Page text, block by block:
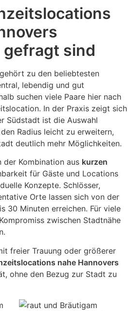
sind
gehört zu den beliebtesten
lebendig und gut
suchen viele Paare hier nach
In der Praxis zeigt sich
Südstadt ist die Auswahl
Radius leicht zu erweitern,
deutlich mehr Möglichkeiten.
Kombination aus kurzen
für Gäste und Locations
Konzepte. Schlösser,
Orte lassen sich von der
30 Minuten erreichen. Für viele
zwischen Stadtnähe
freier Trauung oder größerer
nahe Hannovers
ohne den Bezug zur Stadt zu